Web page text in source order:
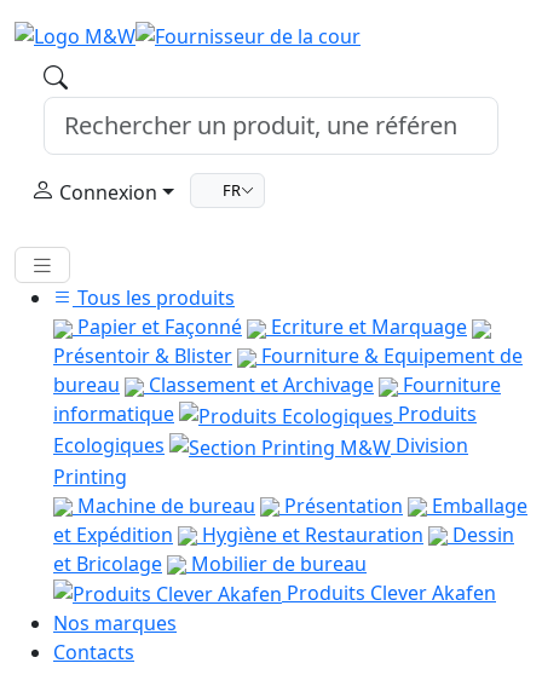
Connexion FR
Tous les produits
Papier et Façonné
Ecriture et Marquage
Présentoir & Blister
Fourniture & Equipement de
bureau
Classement et Archivage
Fourniture
informatique
Produits
Ecologiques
Division
Printing
Machine de bureau
Présentation
Emballage
et Expédition
Hygiène et Restauration
Dessin
et Bricolage
Mobilier de bureau
Produits Clever Akafen
Nos marques
Contacts